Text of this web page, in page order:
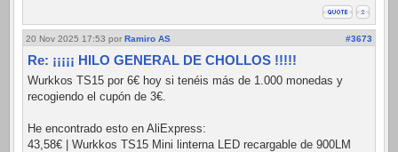
20 Nov 2025 17:53 por Ramiro AS #3673
Re: ¡¡¡¡¡ HILO GENERAL DE CHOLLOS !!!!!
Wurkkos TS15 por 6€ hoy si tenéis más de 1.000 monedas y
recogiendo el cupón de 3€.
He encontrado esto en AliExpress:
43,58€ | Wurkkos TS15 Mini linterna LED recargable de 900LM